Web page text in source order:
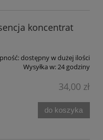
koncentrat
dostępny w dużej ilości
Wysyłka w:24 godziny
34,00 zł
do koszyka